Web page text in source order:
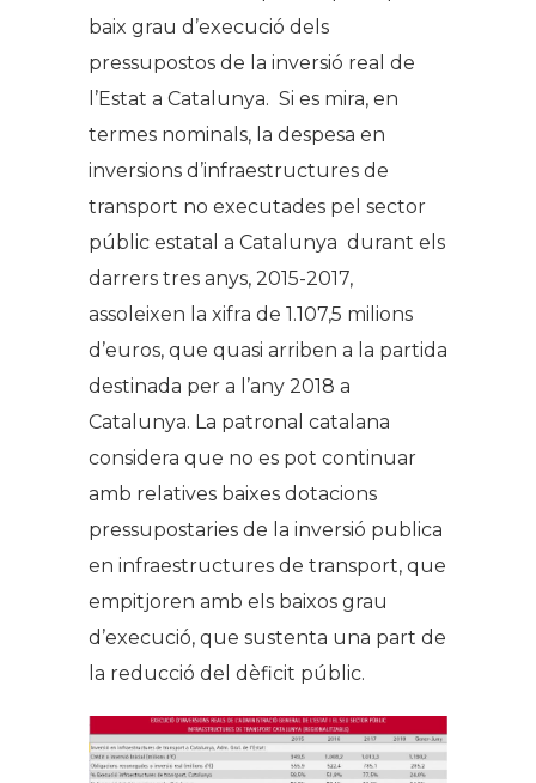
baix grau d’execució dels
pressupostos de la inversió real de
l’Estat a Catalunya. Si es mira, en
termes nominals, la despesa en
inversions d’infraestructures de
transport no executades pel sector
públic estatal a Catalunya durant els
darrers tres anys, 2015-2017,
assoleixen la xifra de 1.107,5 milions
d’euros, que quasi arriben a la partida
destinada per a l’any 2018 a
Catalunya. La patronal catalana
considera que no es pot continuar
amb relatives baixes dotacions
pressupostaries de la inversió publica
en infraestructures de transport, que
empitjoren amb els baixos grau
d’execució, que sustenta una part de
la reducció del dèficit públic.